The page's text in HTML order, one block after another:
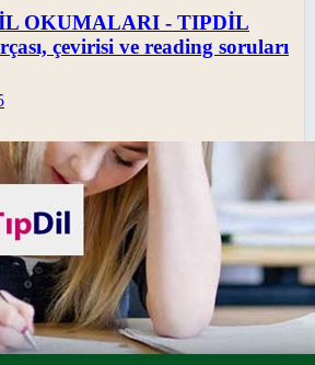
OKUMALARI - TIPDİL
çevirisi ve reading soruları